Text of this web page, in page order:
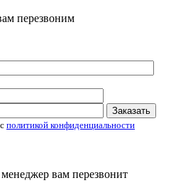
перезвоним
политикой конфиденциальности
вам перезвонит